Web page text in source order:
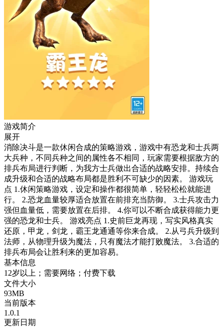
游戏简介
展开
消除决斗是一款休闲合成的策略游戏，游戏中有恐龙和士兵两
大兵种，不同兵种之间的属性各不相同，玩家需要根据敌方的
排兵布局进行判断，为我方士兵做出合适的战略安排。持续合
成升级和合适的战略布局都是胜利不可缺少的因素。 游戏玩
点 1.休闲策略游戏，设定和操作都很简单，轻轻松松就能进
行。 2.恐龙血量较厚适合放置在前排充当防御。 3.士兵攻击力
强但血量低，需要放置在后排。 4.你可以不断合成获得能力更
强的恐龙和士兵。 游戏亮点 1.史前巨龙再现，写实风格真实
还原，甲龙，剑龙，霸王龙通通等你来合成。 2.从弓兵升级到
法师，从物理升级为魔法，只有魔法才能打败魔法。 3.合适的
排兵布局会让胜利来的更加容易。
基本信息
12岁以上；需要网络；付费下载
文件大小
93MB
当前版本
1.0.1
更新日期